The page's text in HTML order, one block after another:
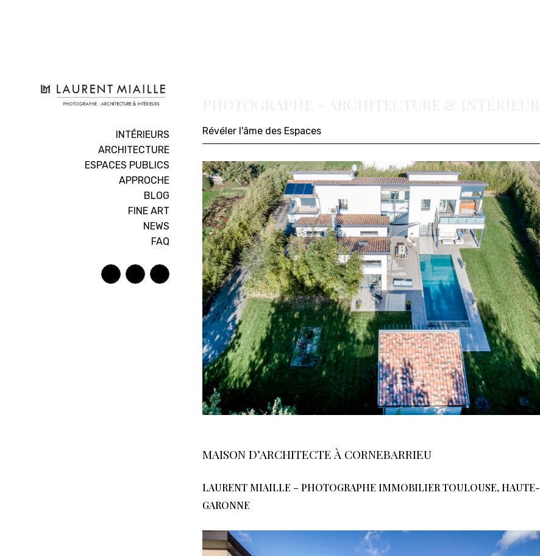
INTÉRIEURS
ARCHITECTURE
ESPACES PUBLICS
APPROCHE
BLOG
FINE ART
NEWS
FAQ
Révéler l'âme des Espaces
MAISON D’ARCHITECTE À CORNEBARRIEU
LAURENT MIAILLE – PHOTOGRAPHE IMMOBILIER TOULOUSE, HAUTE-
GARONNE